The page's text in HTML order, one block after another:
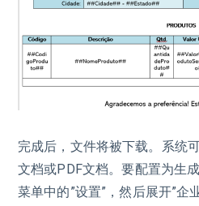
完成后，文件将被下载。系统
文档或PDF文档。要配置为生
菜单中的”设置”，然后展开”企